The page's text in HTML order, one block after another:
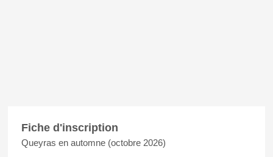
Fiche d'inscription
Queyras en automne (octobre 2026)